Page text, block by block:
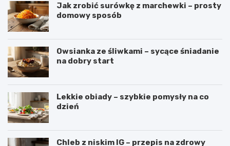
Jak zrobić surówkę z marchewki – prosty
domowy sposób
Owsianka ze śliwkami – sycące śniadanie
na dobry start
Lekkie obiady – szybkie pomysły na co
dzień
Chleb z niskim IG – przepis na zdrowy